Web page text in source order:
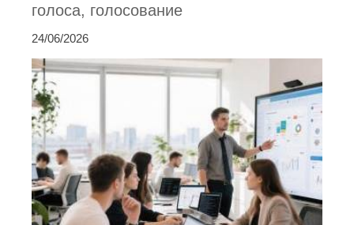
голоса, голосование
24/06/2026